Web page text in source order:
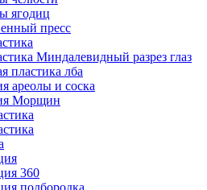
ягодиц
пресс
Миндалевидный разрез глаз
пластика лба
ареолы и соска
Морщин
360
подбородка